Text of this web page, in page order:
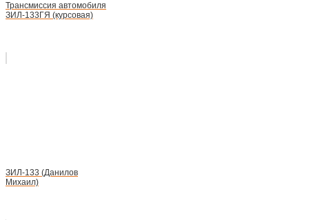
Трансмиссия автомобиля
ЗИЛ-133ГЯ (курсовая)
ЗИЛ-133 (Данилов
Михаил)